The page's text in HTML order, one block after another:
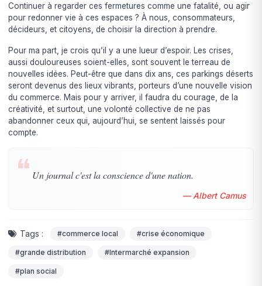
Continuer à regarder ces fermetures comme une fatalité, ou agir
pour redonner vie à ces espaces ? À nous, consommateurs,
décideurs, et citoyens, de choisir la direction à prendre.
Pour ma part, je crois qu’il y a une lueur d’espoir. Les crises,
aussi douloureuses soient-elles, sont souvent le terreau de
nouvelles idées. Peut-être que dans dix ans, ces parkings déserts
seront devenus des lieux vibrants, porteurs d’une nouvelle vision
du commerce. Mais pour y arriver, il faudra du courage, de la
créativité, et surtout, une volonté collective de ne pas
abandonner ceux qui, aujourd’hui, se sentent laissés pour
compte.
❝ Un journal c'est la conscience d'une nation.
— Albert Camus
Tags : #commerce local #crise économique
#grande distribution #Intermarché expansion
#plan social